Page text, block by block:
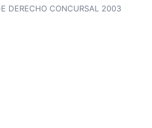
DERECHO CONCURSAL 2003